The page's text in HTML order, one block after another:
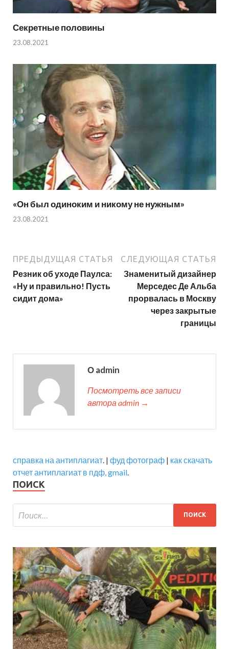
Секретные половины
23.08.2021
«Он был одиноким и никому не нужным»
23.08.2021
ПРЕДЫДУЩАЯ СТАТЬЯ
Резник об уходе Паулса:
«Ну и правильно! Пусть
сидит дома»
СЛЕДУЮЩАЯ СТАТЬЯ
Знаменитый дизайнер
Мерседес Де Альба
прорвалась в Москву
через закрытые
границы
О admin
Посмотреть все записи
автора admin →
справка на антиплагиат . | фуд фотограф | как скачать
отчет антиплагиат в пдф, gmail
ПОИСК